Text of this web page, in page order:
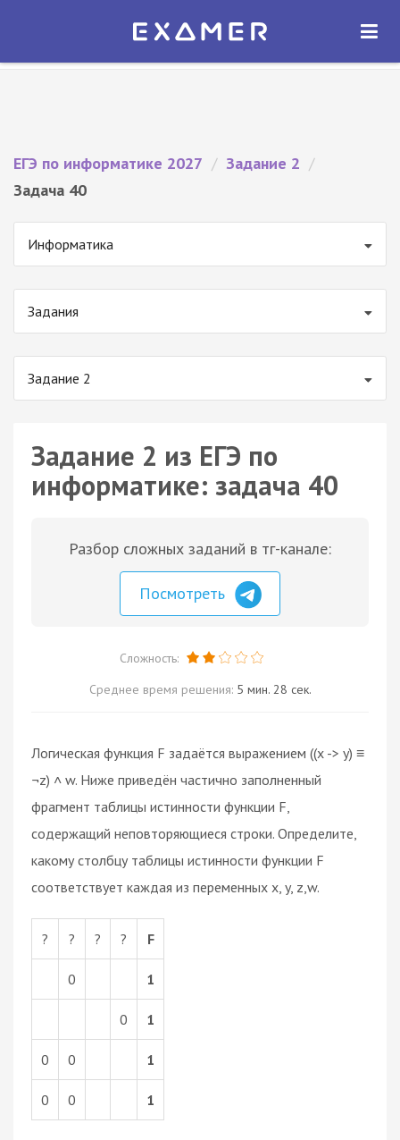
Экзамер — ЕГЭ 2027
ОТКРЫТЬ
ЕГЭ по информатике 2027 / Задание 2 /
Задача 40
Информатика
Задания
Задание 2
Задание 2 из ЕГЭ по
информатике: задача 40
Разбор сложных заданий в тг-канале:
Посмотреть
Сложность:
Среднее время решения: 5 мин. 28 сек.
Логическая функция F задаётся выражением ((x -> y) ≡
¬z) ˄ w. Ниже приведён частично заполненный
фрагмент таблицы истинности функции F,
содержащий неповторяющиеся строки. Определите,
какому столбцу таблицы истинности функции F
соответствует каждая из переменных x, y, z,w.
? ? ? ? F
0 1
0 1
0 0 1
0 0 1